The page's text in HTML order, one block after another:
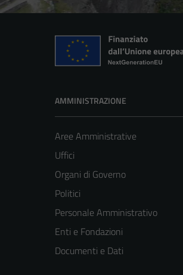
AMMINISTRAZIONE
Aree Amministrative
Uffici
Organi di Governo
Politici
Personale Amministrativo
Enti e Fondazioni
Documenti e Dati